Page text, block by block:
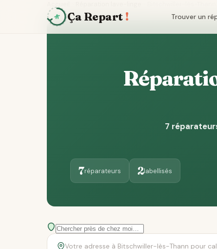
Ça Repart ! Trouver un
7
7réparateurs 2labellisés